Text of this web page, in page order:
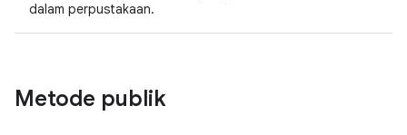
dalam perpustakaan.
Metode publik